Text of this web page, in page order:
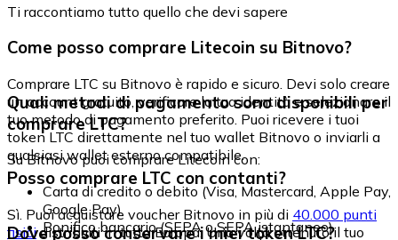
Ti raccontiamo tutto quello che devi sapere
Come posso comprare Litecoin su Bitnovo?
Comprare LTC su Bitnovo è rapido e sicuro. Devi solo creare
un account gratuito, verificare la tua identità e selezionare il
tuo metodo di pagamento preferito. Puoi ricevere i tuoi
token LTC direttamente nel tuo wallet Bitnovo o inviarli a
qualsiasi wallet esterno compatibile.
Quali metodi di pagamento sono disponibili per
comprare LTC?
Su Bitnovo puoi comprare Litecoin con:
Carta di credito o debito (Visa, Mastercard, Apple Pay,
Google Pay)
Bonifico bancario (SEPA o SEPA istantaneo)
Posso comprare LTC con contanti?
Sì. Puoi acquistare voucher Bitnovo in più di 40.000 punti
fisicidistribuiti in tutta Europa. Una volta ottenuto il tuo
Dove posso conservare i miei token LTC?